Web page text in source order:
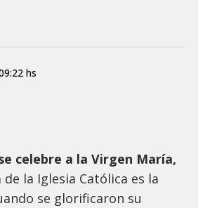
hs
celebre a la Virgen María,
la Iglesia Católica es la
se glorificaron su